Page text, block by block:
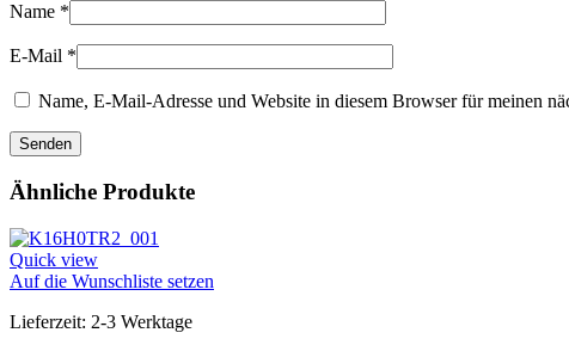
Name *
E-Mail *
Name, E-Mail-Adresse und Website in diesem Browser für meinen
Ähnliche Produkte
Quick view
Auf die Wunschliste setzen
Lieferzeit: 2-3 Werktage